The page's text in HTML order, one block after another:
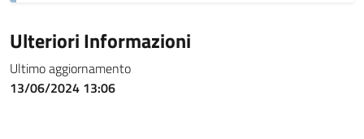
Ulteriori Informazioni
Ultimo aggiornamento
13/06/2024 13:06